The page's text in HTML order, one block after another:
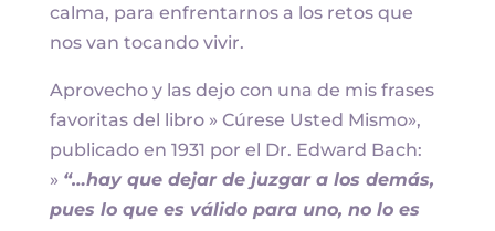
calma, para enfrentarnos a los retos que
nos van tocando vivir.
Aprovecho y las dejo con una de mis frases
favoritas del libro » Cúrese Usted Mismo»,
publicado en 1931 por el Dr. Edward Bach:
» “…hay que dejar de juzgar a los demás,
pues lo que es válido para uno, no lo es